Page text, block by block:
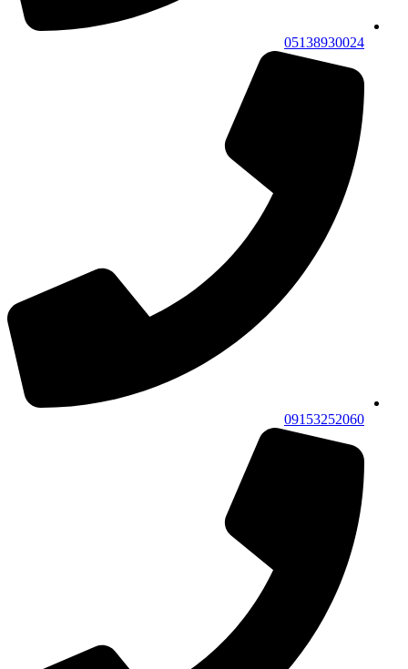
05138930024
09153252060